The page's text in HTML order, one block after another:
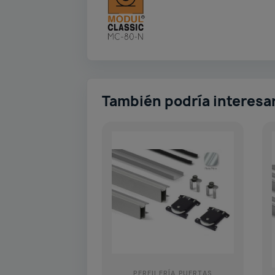
También podría
PERFILERÍA PUERTAS